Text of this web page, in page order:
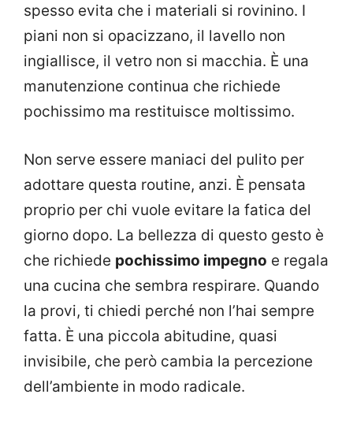
spesso evita che i materiali si rovinino. I
piani non si opacizzano, il lavello non
ingiallisce, il vetro non si macchia. È una
manutenzione continua che richiede
pochissimo ma restituisce moltissimo.
Non serve essere maniaci del pulito per
adottare questa routine, anzi. È pensata
proprio per chi vuole evitare la fatica del
giorno dopo. La bellezza di questo gesto è
che richiede pochissimo impegno e regala
una cucina che sembra respirare. Quando
la provi, ti chiedi perché non l’hai sempre
fatta. È una piccola abitudine, quasi
invisibile, che però cambia la percezione
dell’ambiente in modo radicale.